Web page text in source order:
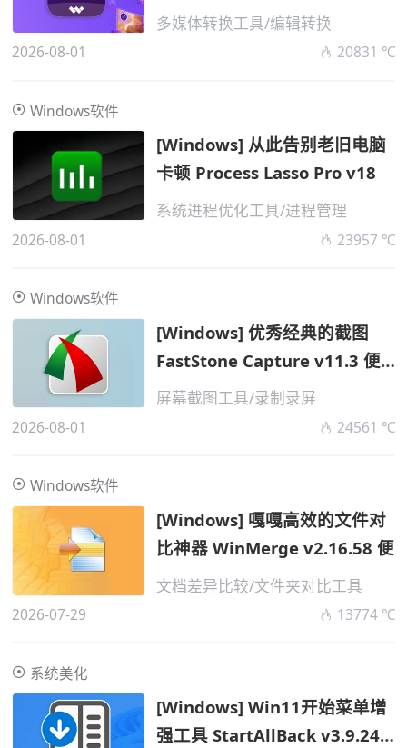
UniConver
多媒体转换工具/编辑转换
2026-08-01 20831 ℃
Windows软件
[Windows] 从此告别老旧电脑
卡顿 Process Lasso Pro v18
系统进程优化工具/进程管理
2026-08-01 23957 ℃
Windows软件
[Windows] 优秀经典的截图
FastStone Capture v11.3 便
携
屏幕截图工具/录制录屏
2026-08-01 24561 ℃
Windows软件
[Windows] 嘎嘎高效的文件对
比神器 WinMerge v2.16.58 便
文档差异比较/文件夹对比工具
2026-07-29 13774 ℃
系统美化
[Windows] Win11开始菜单增
强工具 StartAllBack v3.9.24